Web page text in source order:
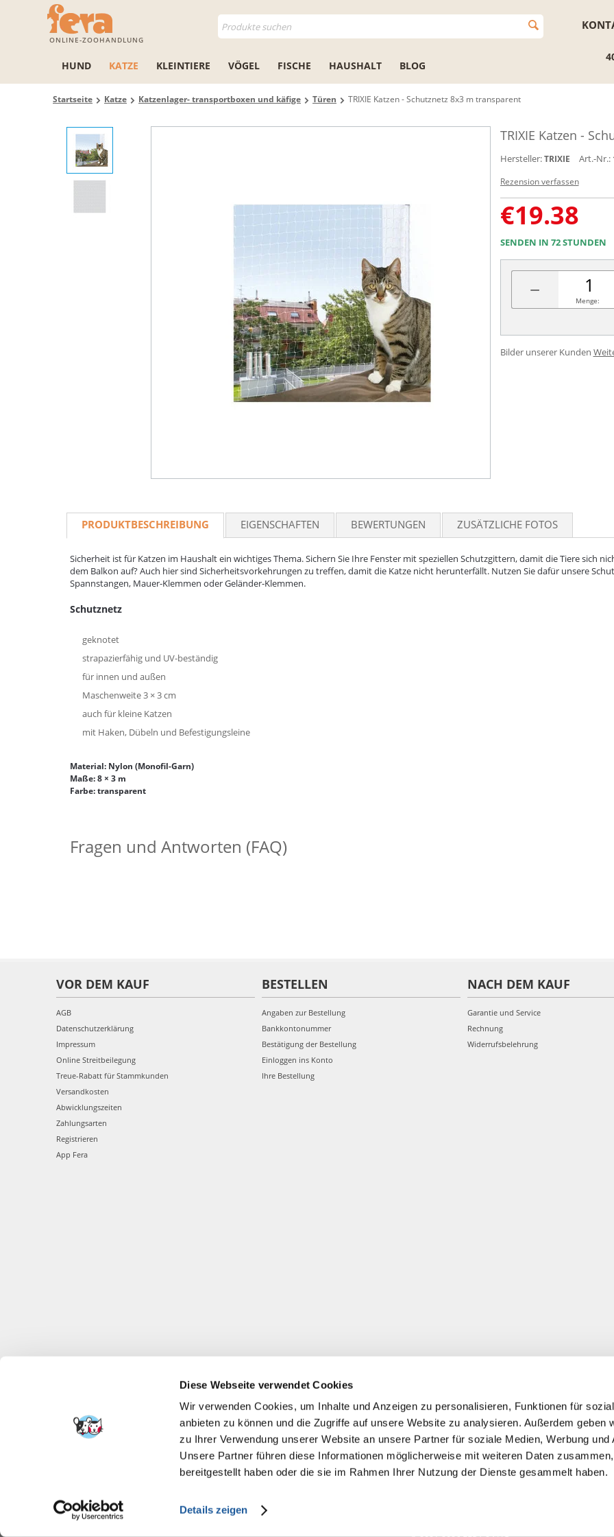
Diese Webseite verwendet Cookies
Wir verwenden Cookies, um Inhalte und Anzeigen zu personalisieren, Funktionen für
anbieten zu können und die Zugriffe auf unsere Website zu analysieren. Außerdem geben
zu Ihrer Verwendung unserer Website an unsere Partner für soziale Medien, Werbung und
Unsere Partner führen diese Informationen möglicherweise mit weiteren Daten
bereitgestellt haben oder die sie im Rahmen Ihrer Nutzung der Dienste gesammelt haben.
Details zeigen
ONLINE-ZOOHANDLUNG
HUND KATZE KLEINTIERE VÖGEL FISCHE HAUSHALT BLOG
Startseite Katze Katzenlager- transportboxen und käfige Türen TRIXIE Katzen - Schutznetz 8x3 m transparent
TRIXIE Katzen -
Hersteller: TRIXIE Art.-Nr.:
Rezension verfassen
€19.38
SENDEN IN 72 STUNDEN
− Menge:
Bilder unserer Kunden
PRODUKTBESCHREIBUNG EIGENSCHAFTEN BEWERTUNGEN ZUSÄTZLICHE FOTOS
Sicherheit ist für Katzen im Haushalt ein wichtiges Thema. Sichern Sie Ihre Fenster mit speziellen Schutzgittern, damit die Tiere sich
dem Balkon auf? Auch hier sind Sicherheitsvorkehrungen zu treffen, damit die Katze nicht herunterfällt. Nutzen Sie dafür unsere
Spannstangen, Mauer-Klemmen oder Geländer-Klemmen.
Schutznetz
geknotet
strapazierfähig und UV-beständig
für innen und außen
Maschenweite 3 × 3 cm
auch für kleine Katzen
mit Haken, Dübeln und Befestigungsleine
Material: Nylon (Monofil-Garn)
Maße: 8 × 3 m
Farbe: transparent
Fragen und Antworten (FAQ)
VOR DEM KAUF
AGB
Datenschutzerklärung
Impressum
Online Streitbeilegung
Treue-Rabatt für Stammkunden
Versandkosten
Abwicklungszeiten
Zahlungsarten
Registrieren
App Fera
BESTELLEN
Angaben zur Bestellung
Bankkontonummer
Bestätigung der Bestellung
Einloggen ins Konto
Ihre Bestellung
NACH DEM KAUF
Garantie und Service
Rechnung
Widerrufsbelehrung